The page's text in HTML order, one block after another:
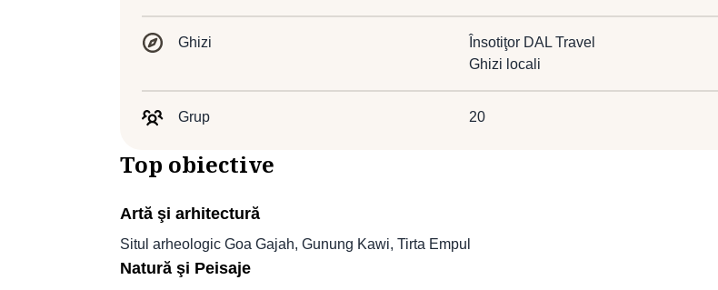
Ghizi
Însotiţor DAL Travel
Ghizi locali
Grup 20
Top obiective
Artă şi arhitectură
Situl arheologic Goa Gajah, Gunung Kawi, Tirta Empul
Natură şi Peisaje